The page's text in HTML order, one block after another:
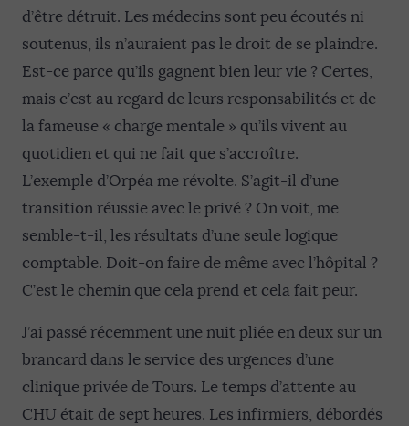
d’être détruit. Les médecins sont peu écoutés ni
soutenus, ils n’auraient pas le droit de se plaindre.
Est-ce parce qu’ils gagnent bien leur vie ? Certes,
mais c’est au regard de leurs responsabilités et de
la fameuse « charge mentale » qu’ils vivent au
quotidien et qui ne fait que s’accroître.
L’exemple d’Orpéa me révolte. S’agit-il d’une
transition réussie avec le privé ? On voit, me
semble-t-il, les résultats d’une seule logique
comptable. Doit-on faire de même avec l’hôpital ?
C’est le chemin que cela prend et cela fait peur.
J’ai passé récemment une nuit pliée en deux sur un
brancard dans le service des urgences d’une
clinique privée de Tours. Le temps d’attente au
CHU était de sept heures. Les infirmiers, débordés